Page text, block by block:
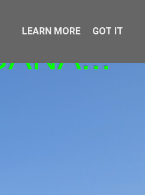
LEARN MORE GOT IT